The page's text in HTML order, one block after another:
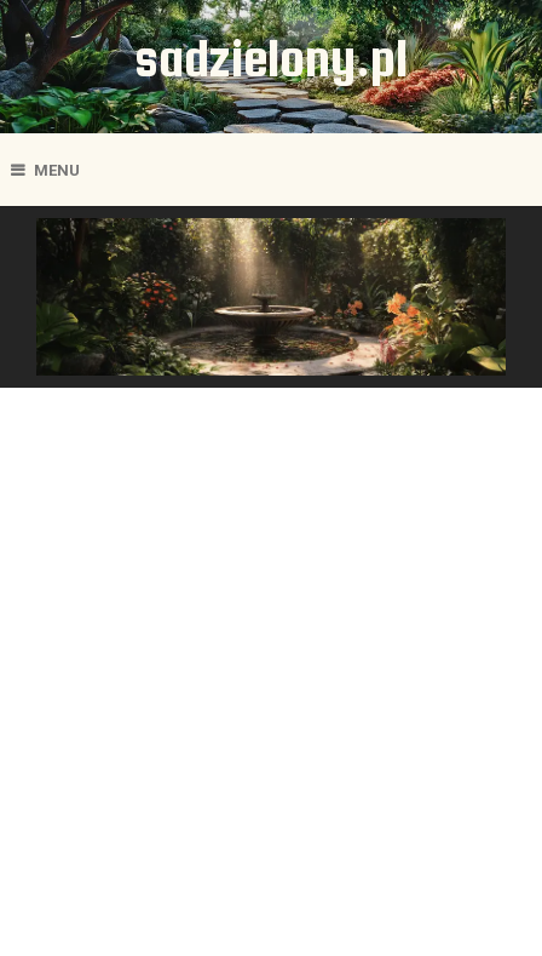
sadzielony.pl
MENU